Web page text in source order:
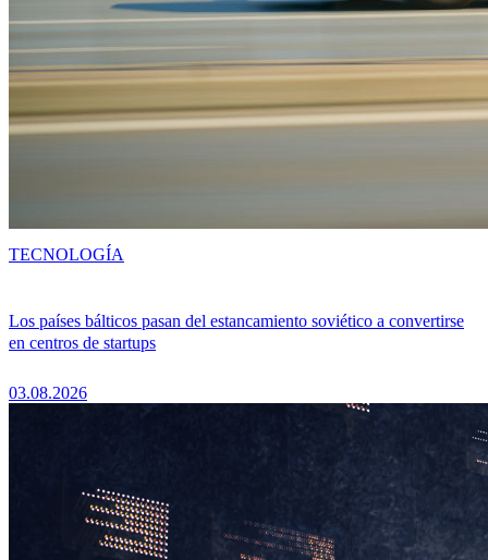
Los países bálticos pasan del estancamiento soviético a convertirse
en centros de startups
03.08.2026
TECNOLOGÍA